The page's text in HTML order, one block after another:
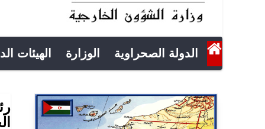
الدولة الصحراوية الوزارة الهيئات